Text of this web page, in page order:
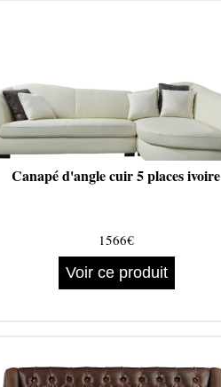
Canapé d'angle cuir 5 places ivoire
1566€
Voir ce produit